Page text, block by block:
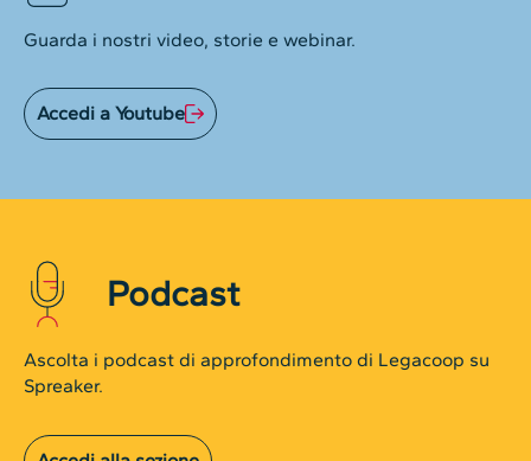
Guarda i nostri video, storie e webinar.
Accedi a Youtube
Podcast
Ascolta i podcast di approfondimento di Legacoop su
Spreaker.